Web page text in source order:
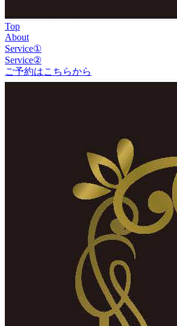
Top
About
Service①
Service②
ご予約はこちらから